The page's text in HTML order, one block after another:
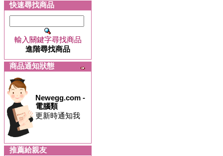
快速尋找商品
輸入關鍵字尋找商品
進階尋找商品
商品通知狀態
Newegg.com -
電腦類
更新時通知我
推薦給親友